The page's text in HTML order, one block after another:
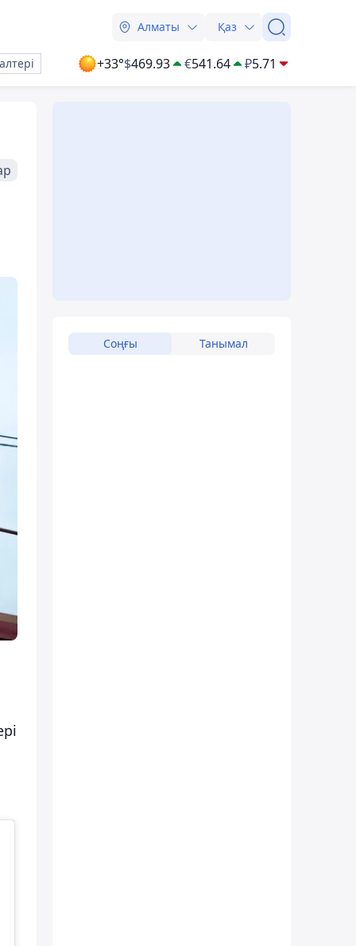
Алматы Қаз
+33°$469.93 €541.64 ₽5.71
Соңғы Танымал